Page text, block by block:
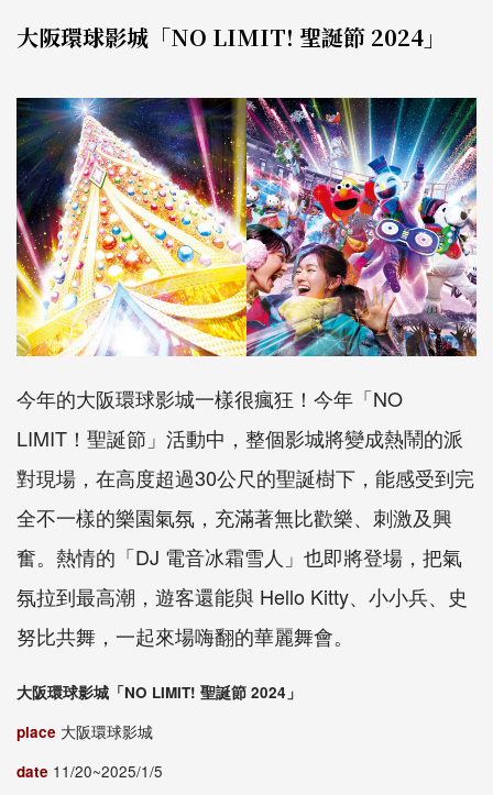
大阪環球影城「NO LIMIT! 聖誕節 2024」
今年的大阪環球影城一樣很瘋狂！今年「NO
LIMIT！聖誕節」活動中，整個影城將變成熱鬧的派
對現場，在高度超過30公尺的聖誕樹下，能感受到完
全不一樣的樂園氣氛，充滿著無比歡樂、刺激及興
奮。熱情的「DJ 電音冰霜雪人」也即將登場，把氣
氛拉到最高潮，遊客還能與 Hello Kitty、小小兵、史
努比共舞，一起來場嗨翻的華麗舞會。
大阪環球影城「NO LIMIT! 聖誕節 2024」
place 大阪環球影城
date 11/20~2025/1/5